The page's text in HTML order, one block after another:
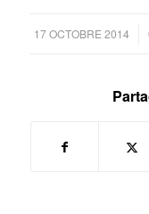
17 OCTOBRE 2014
/